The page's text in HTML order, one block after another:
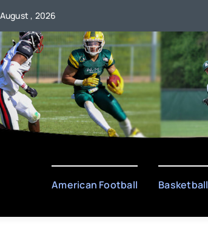
, 2026
American Football Basketball